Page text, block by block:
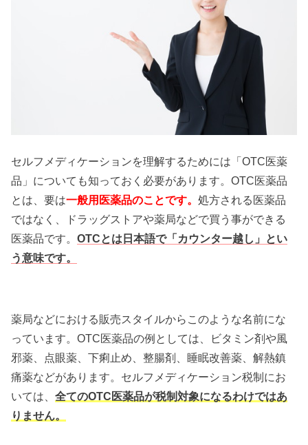
セルフメディケーションを理解するためには「OTC医薬
品」についても知っておく必要があります。OTC医薬品
とは、要は一般用医薬品のことです。処方される医薬品
ではなく、ドラッグストアや薬局などで買う事ができる
医薬品です。OTCとは日本語で「カウンター越し」とい
う意味です。
薬局などにおける販売スタイルからこのような名前にな
っています。OTC医薬品の例としては、ビタミン剤や風
邪薬、点眼薬、下痢止め、整腸剤、睡眠改善薬、解熱鎮
痛薬などがあります。セルフメディケーション税制にお
いては、全てのOTC医薬品が税制対象になるわけではあ
りません。